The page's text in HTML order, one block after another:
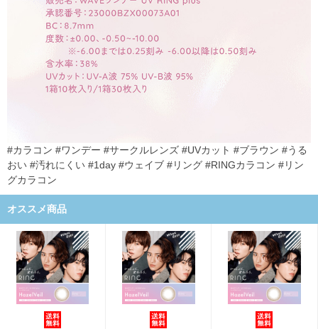
#カラコン #ワンデー #サークルレンズ #UVカット #ブラウン #うる
おい #汚れにくい #1day #ウェイブ #リング #RINGカラコン #リン
グカラコン
オススメ商品